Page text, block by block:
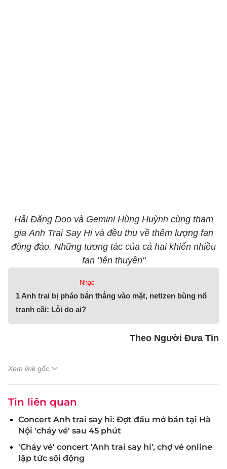
Hải Đăng Doo và Gemini Hùng Huỳnh cùng tham
gia Anh Trai Say Hi và đều thu về thêm lượng fan
đông đảo. Những tương tác của cả hai khiến nhiều
fan "lên thuyền"
Nhạc
1 Anh trai bị pháo bắn thẳng vào mặt, netizen bùng nổ
tranh cãi: Lỗi do ai?
Theo Người Đưa Tin
Xem link gốc
Tin liên quan
Concert Anh trai say hi: Đợt đầu mở bán tại Hà
Nội 'cháy vé' sau 45 phút
'Cháy vé' concert 'Anh trai say hi', chợ vé online
lập tức sôi động